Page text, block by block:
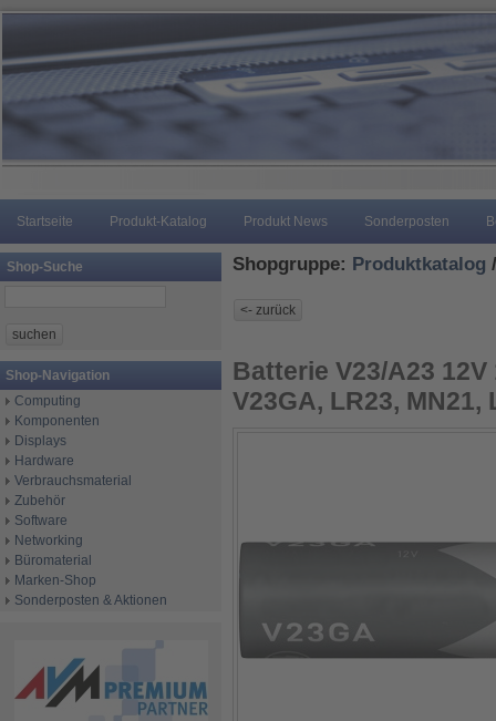
Startseite Produkt-Katalog Produkt News Sonderposten
Shop-Suche
Shop-Navigation
Computing
Komponenten
Displays
Hardware
Verbrauchsmaterial
Zubehör
Software
Networking
Büromaterial
Marken-Shop
Sonderposten & Aktionen
Shopgruppe: Produktkatalog
Batterie V23/A23
V23GA, LR23, MN21,